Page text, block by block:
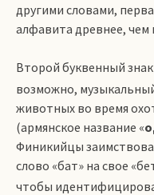
другими словами,
алфавита древнее, чем
Второй буквенный знак
возможно,
животных во время
(армянское название «
Финикийцы
слово «бат» на свое
чтобы